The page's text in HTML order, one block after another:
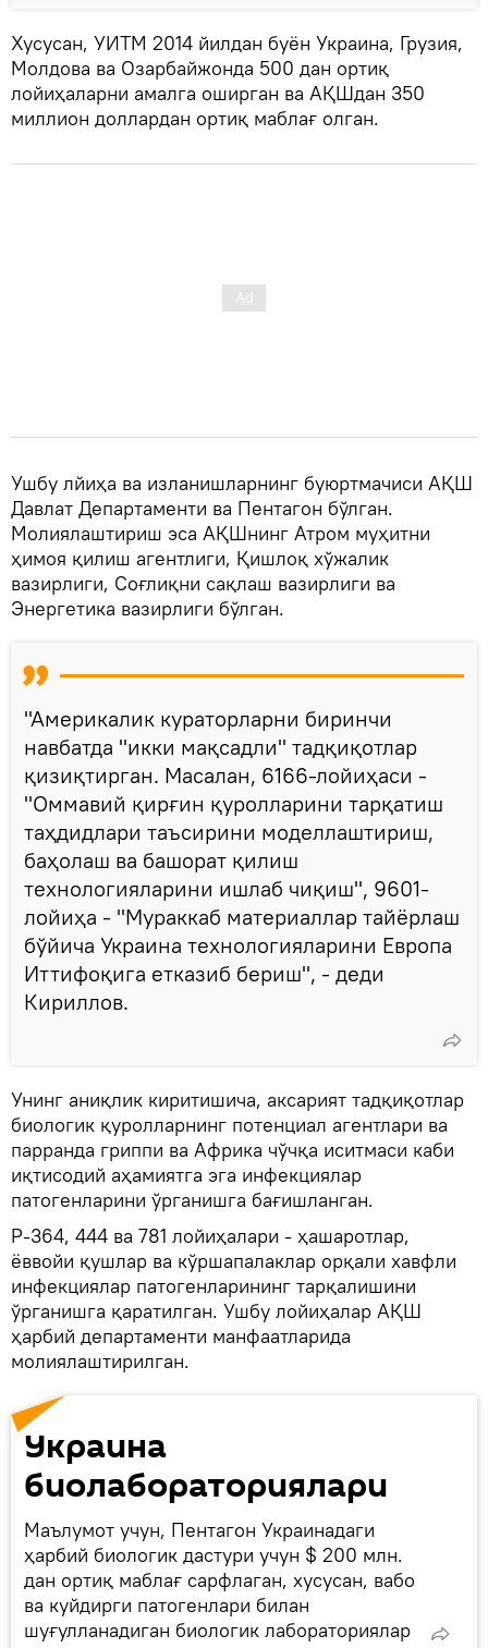
Хусусан, УИТМ 2014 йилдан буён Украина, Грузия,
Молдова ва Озарбайжонда 500 дан ортиқ
лойиҳаларни амалга оширган ва АҚШдан 350
миллион доллардан ортиқ маблағ олган.
Ушбу лйиҳа ва изланишларнинг буюртмачиси АҚШ
Давлат Департаменти ва Пентагон бўлган.
Молиялаштириш эса АҚШнинг Атром муҳитни
ҳимоя қилиш агентлиги, Қишлоқ хўжалик
вазирлиги, Соғлиқни сақлаш вазирлиги ва
Энергетика вазирлиги бўлган.
"Америкалик кураторларни биринчи
навбатда "икки мақсадли" тадқиқотлар
қизиқтирган. Масалан, 6166-лойиҳаси -
"Оммавий қирғин қуролларини тарқатиш
таҳдидлари таъсирини моделлаштириш,
баҳолаш ва башорат қилиш
технологияларини ишлаб чиқиш", 9601-
лойиҳа - "Мураккаб материаллар тайёрлаш
бўйича Украина технологияларини Европа
Иттифоқига етказиб бериш", - деди
Кириллов.
Унинг аниқлик киритишича, аксарият тадқиқотлар
биологик қуролларнинг потенциал агентлари ва
парранда гриппи ва Африка чўчқа иситмаси каби
иқтисодий аҳамиятга эга инфекциялар
патогенларини ўрганишга бағишланган.
Р-364, 444 ва 781 лойиҳалари - ҳашаротлар,
ёввойи қушлар ва кўршапалаклар орқали хавфли
инфекциялар патогенларининг тарқалишини
ўрганишга қаратилган. Ушбу лойиҳалар АҚШ
ҳарбий департаменти манфаатларида
молиялаштирилган.
Украина
биолабораториялари
Маълумот учун, Пентагон Украинадаги
ҳарбий биологик дастури учун $ 200 млн.
дан ортиқ маблағ сарфлаган, хусусан, вабо
ва куйдирги патогенлари билан
шуғулланадиган биологик лабораториялар